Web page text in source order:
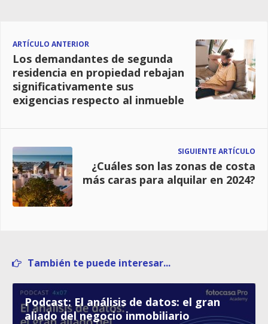
ARTÍCULO ANTERIOR
Los demandantes de segunda
residencia en propiedad rebajan
significativamente sus
exigencias respecto al inmueble
SIGUIENTE ARTÍCULO
¿Cuáles son las zonas de costa
más caras para alquilar en 2024?
También te puede interesar...
Podcast: El análisis de datos: el gran
aliado del negocio inmobiliario